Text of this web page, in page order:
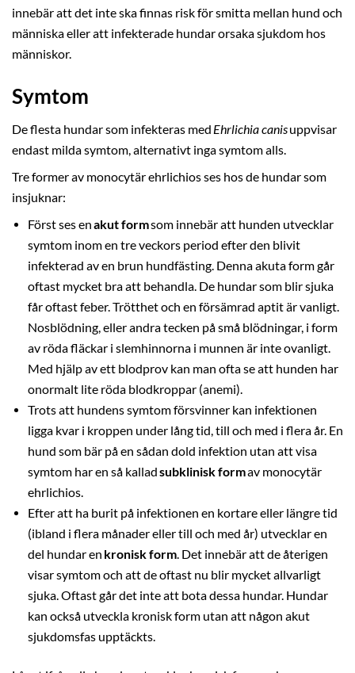
innebär att det inte ska finnas risk för smitta mellan hund och
människa eller att infekterade hundar orsaka sjukdom hos
människor.
Symtom
De flesta hundar som infekteras med Ehrlichia canisuppvisar
endast milda symtom, alternativt inga symtom alls.
Tre former av monocytär ehrlichios ses hos de hundar som
insjuknar:
Först ses enakut formsom innebär att hunden utvecklar
symtom inom en tre veckors period efter den blivit
infekterad av en brun hundfästing. Denna akuta form går
oftast mycket bra att behandla. De hundar som blir sjuka
får oftast feber. Trötthet och en försämrad aptit är vanligt.
Nosblödning, eller andra tecken på små blödningar, i form
av röda fläckar i slemhinnorna i munnen är inte ovanligt.
Med hjälp av ett blodprov kan man ofta se att hunden har
onormalt lite röda blodkroppar (anemi).
Trots att hundens symtom försvinner kan infektionen
ligga kvar i kroppen under lång tid, till och med i flera år. En
hund som bär på en sådan dold infektion utan att visa
symtom har en så kalladsubklinisk formav monocytär
ehrlichios.
Efter att ha burit på infektionen en kortare eller längre tid
(ibland i flera månader eller till och med år) utvecklar en
del hundar en kronisk form. Det innebär att de återigen
visar symtom och att de oftast nu blir mycket allvarligt
sjuka. Oftast går det inte att bota dessa hundar. Hundar
kan också utveckla kronisk form utan att någon akut
sjukdomsfas upptäckts.